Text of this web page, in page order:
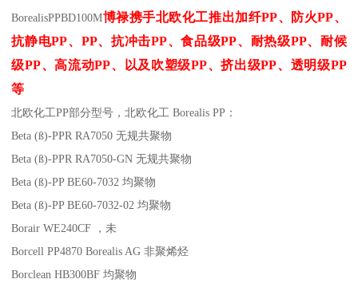
BorealisPPBD100M博禄携手北欧化工推出加纤PP、防火PP、
抗静电PP、 PP、抗冲击PP、食品级PP、耐热级PP、耐候
级PP、高流动PP、以及吹塑级PP、挤出级PP、透明级PP
等
北欧化工PP部分型号，北欧化工 Borealis PP：
Beta (ß)-PPR RA7050 无规共聚物
Beta (ß)-PPR RA7050-GN 无规共聚物
Beta (ß)-PP BE60-7032 均聚物
Beta (ß)-PP BE60-7032-02 均聚物
Borair WE240CF
，未
Borcell PP4870 Borealis AG 非聚烯烃
Borclean HB300BF 均聚物